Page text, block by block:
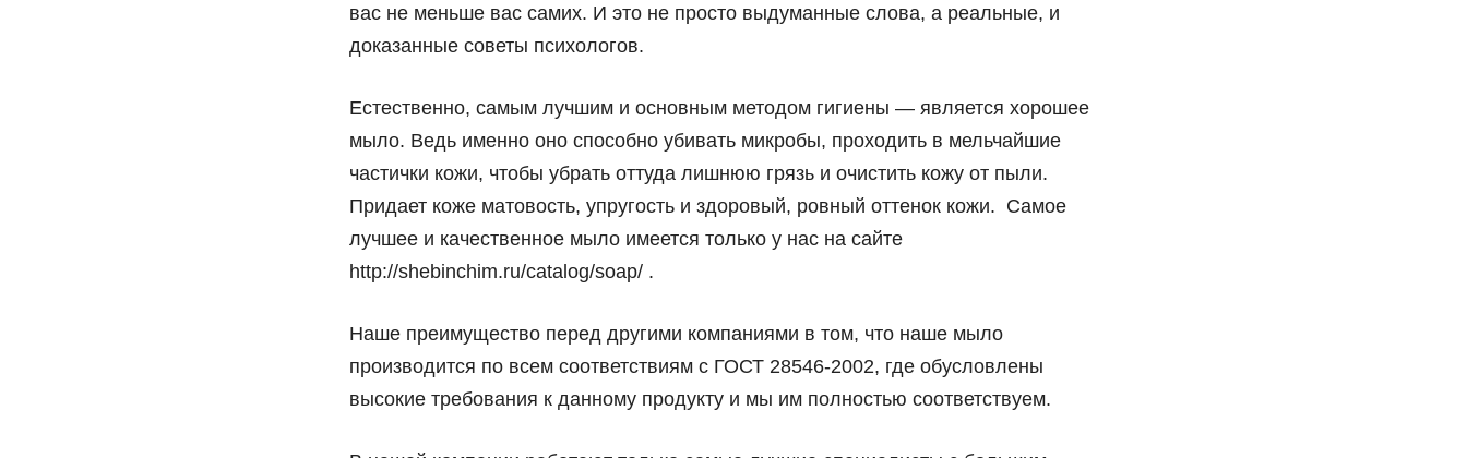
вас не меньше вас самих. И это не просто выдуманные слова, а реальные, и
доказанные советы психологов.
Естественно, самым лучшим и основным методом гигиены — является хорошее
мыло. Ведь именно оно способно убивать микробы, проходить в мельчайшие
частички кожи, чтобы убрать оттуда лишнюю грязь и очистить кожу от пыли.
Придает коже матовость, упругость и здоровый, ровный оттенок кожи. Самое
лучшее и качественное мыло имеется только у нас на сайте
http://shebinchim.ru/catalog/soap/ .
Наше преимущество перед другими компаниями в том, что наше мыло
производится по всем соответствиям с ГОСТ 28546-2002, где обусловлены
высокие требования к данному продукту и мы им полностью соответствуем.